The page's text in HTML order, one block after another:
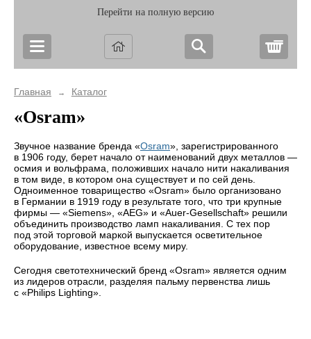
Перейти на полную версию
Главная → Каталог
«Osram»
Звучное название бренда «Osram», зарегистрированного
в 1906 году, берет начало от наименований двух металлов —
осмия и вольфрама, положивших начало нити накаливания
в том виде, в котором она существует и по сей день.
Одноименное товарищество «Osram» было организовано
в Германии в 1919 году в результате того, что три крупные
фирмы — «Siemens», «AEG» и «Auer-Gesellschaft» решили
объединить производство ламп накаливания. С тех пор
под этой торговой маркой выпускается осветительное
оборудование, известное всему миру.
Сегодня светотехнический бренд «Osram» является одним
из лидеров отрасли, разделяя пальму первенства лишь
с «Philips Lighting».